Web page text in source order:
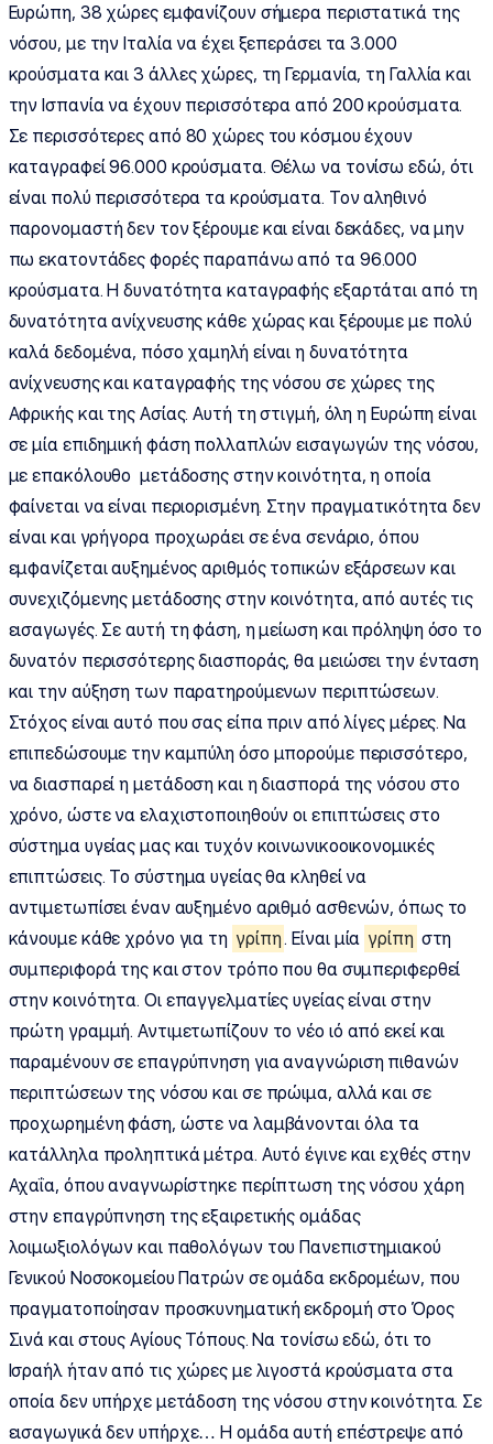
Ευρώπη, 38 χώρες εμφανίζουν σήμερα περιστατικά της
νόσου, με την Ιταλία να έχει ξεπεράσει τα 3.000
κρούσματα και 3 άλλες χώρες, τη Γερμανία, τη Γαλλία και
την Ισπανία να έχουν περισσότερα από 200 κρούσματα.
Σε περισσότερες από 80 χώρες του κόσμου έχουν
καταγραφεί 96.000 κρούσματα. Θέλω να τονίσω εδώ, ότι
είναι πολύ περισσότερα τα κρούσματα. Τον αληθινό
παρονομαστή δεν τον ξέρουμε και είναι δεκάδες, να μην
πω εκατοντάδες φορές παραπάνω από τα 96.000
κρούσματα. Η δυνατότητα καταγραφής εξαρτάται από τη
δυνατότητα ανίχνευσης κάθε χώρας και ξέρουμε με πολύ
καλά δεδομένα, πόσο χαμηλή είναι η δυνατότητα
ανίχνευσης και καταγραφής της νόσου σε χώρες της
Αφρικής και της Ασίας. Αυτή τη στιγμή, όλη η Ευρώπη είναι
σε μία επιδημική φάση πολλαπλών εισαγωγών της νόσου,
με επακόλουθο μετάδοσης στην κοινότητα, η οποία
φαίνεται να είναι περιορισμένη. Στην πραγματικότητα δεν
είναι και γρήγορα προχωράει σε ένα σενάριο, όπου
εμφανίζεται αυξημένος αριθμός τοπικών εξάρσεων και
συνεχιζόμενης μετάδοσης στην κοινότητα, από αυτές τις
εισαγωγές. Σε αυτή τη φάση, η μείωση και πρόληψη όσο το
δυνατόν περισσότερης διασποράς, θα μειώσει την ένταση
και την αύξηση των παρατηρούμενων περιπτώσεων.
Στόχος είναι αυτό που σας είπα πριν από λίγες μέρες. Να
επιπεδώσουμε την καμπύλη όσο μπορούμε περισσότερο,
να διασπαρεί η μετάδοση και η διασπορά της νόσου στο
χρόνο, ώστε να ελαχιστοποιηθούν οι επιπτώσεις στο
σύστημα υγείας μας και τυχόν κοινωνικοοικονομικές
επιπτώσεις. Το σύστημα υγείας θα κληθεί να
αντιμετωπίσει έναν αυξημένο αριθμό ασθενών, όπως το
κάνουμε κάθε χρόνο για τη γρίπη . Είναι μία γρίπη στη
συμπεριφορά της και στον τρόπο που θα συμπεριφερθεί
στην κοινότητα. Οι επαγγελματίες υγείας είναι στην
πρώτη γραμμή. Αντιμετωπίζουν το νέο ιό από εκεί και
παραμένουν σε επαγρύπνηση για αναγνώριση πιθανών
περιπτώσεων της νόσου και σε πρώιμα, αλλά και σε
προχωρημένη φάση, ώστε να λαμβάνονται όλα τα
κατάλληλα προληπτικά μέτρα. Αυτό έγινε και εχθές στην
Αχαΐα, όπου αναγνωρίστηκε περίπτωση της νόσου χάρη
στην επαγρύπνηση της εξαιρετικής ομάδας
λοιμωξιολόγων και παθολόγων του Πανεπιστημιακού
Γενικού Νοσοκομείου Πατρών σε ομάδα εκδρομέων, που
πραγματοποίησαν προσκυνηματική εκδρομή στο Όρος
Σινά και στους Αγίους Τόπους. Να τονίσω εδώ, ότι το
Ισραήλ ήταν από τις χώρες με λιγοστά κρούσματα στα
οποία δεν υπήρχε μετάδοση της νόσου στην κοινότητα. Σε
εισαγωγικά δεν υπήρχε… Η ομάδα αυτή επέστρεψε από